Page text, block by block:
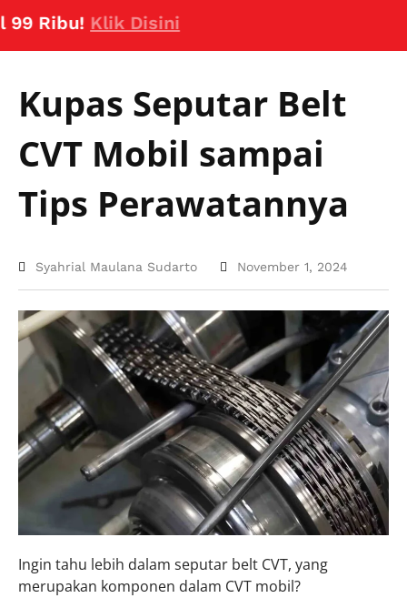
Klik Disini
Kupas Seputar Belt
CVT Mobil sampai
Tips Perawatannya
Syahrial Maulana Sudarto November 1, 2024
Ingin tahu lebih dalam seputar belt CVT, yang
merupakan komponen dalam CVT mobil?